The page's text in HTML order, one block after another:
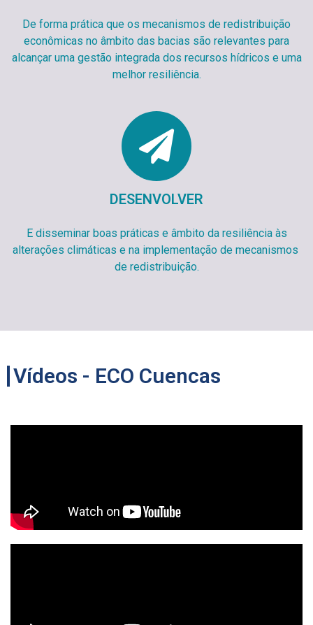
De forma prática que os mecanismos de redistribuição
econômicas no âmbito das bacias são relevantes para
alcançar uma gestão integrada dos recursos hídricos e uma
melhor resiliência.
DESENVOLVER
E disseminar boas práticas e âmbito da resiliência às
alterações climáticas e na implementação de mecanismos
de redistribuição.
Vídeos - ECO Cuencas